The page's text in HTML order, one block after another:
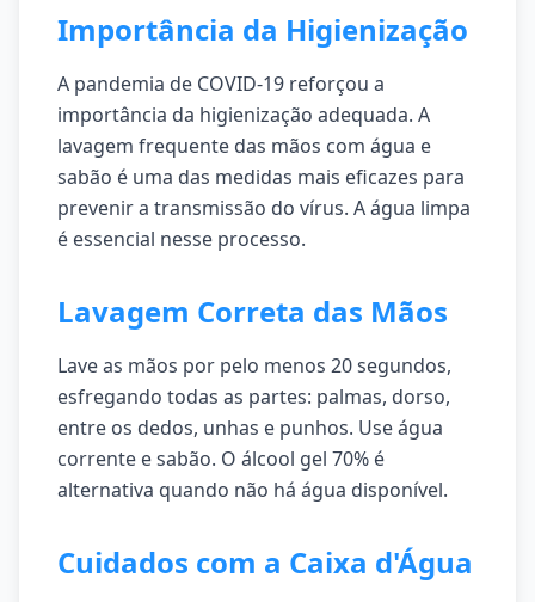
Importância da Higienização
A pandemia de COVID-19 reforçou a
importância da higienização adequada. A
lavagem frequente das mãos com água e
sabão é uma das medidas mais eficazes para
prevenir a transmissão do vírus. A água limpa
é essencial nesse processo.
Lavagem Correta das Mãos
Lave as mãos por pelo menos 20 segundos,
esfregando todas as partes: palmas, dorso,
entre os dedos, unhas e punhos. Use água
corrente e sabão. O álcool gel 70% é
alternativa quando não há água disponível.
Cuidados com a Caixa d'Água